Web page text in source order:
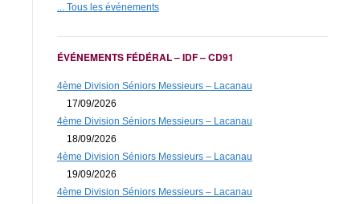
... Tous les événements
ÉVÉNEMENTS FÉDÉRAL – IDF – CD91
4ème Division Séniors Messieurs – Lacanau
17/09/2026
4ème Division Séniors Messieurs – Lacanau
18/09/2026
4ème Division Séniors Messieurs – Lacanau
19/09/2026
4ème Division Séniors Messieurs – Lacanau